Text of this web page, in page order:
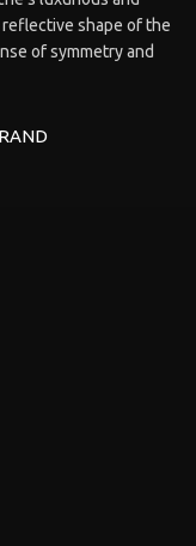
shape of the
of symmetry and